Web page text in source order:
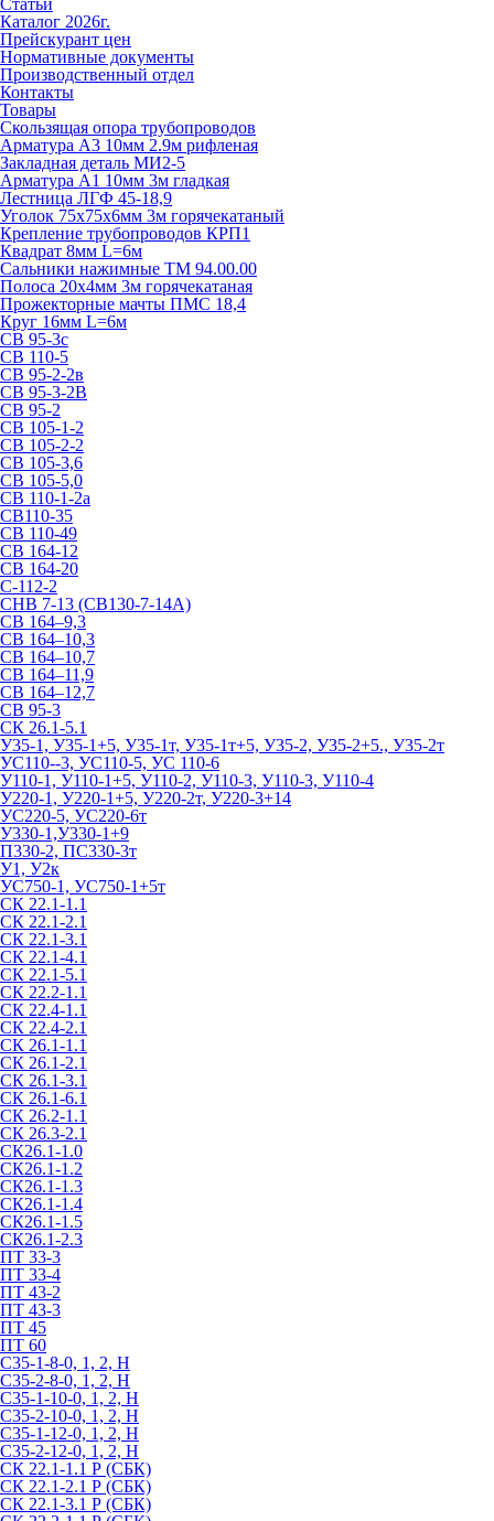
Статьи
Каталог 2026г.
Прейскурант цен
Нормативные документы
Производственный отдел
Контакты
Товары
Скользящая опора трубопроводов
Арматура А3 10мм 2.9м рифленая
Закладная деталь МИ2-5
Арматура А1 10мм 3м гладкая
Лестница ЛГФ 45-18,9
Уголок 75х75х6мм 3м горячекатаный
Крепление трубопроводов КРП1
Квадрат 8мм L=6м
Сальники нажимные ТМ 94.00.00
Полоса 20х4мм 3м горячекатаная
Прожекторные мачты ПМС 18,4
Круг 16мм L=6м
СВ 95-3с
СВ 110-5
СВ 95-2-2в
СВ 95-3-2В
СВ 95-2
СВ 105-1-2
СВ 105-2-2
СВ 105-3,6
СВ 105-5,0
СВ 110-1-2а
СВ110-35
СВ 110-49
СВ 164-12
СВ 164-20
С-112-2
СНВ 7-13 (СВ130-7-14А)
СВ 164–9,3
СВ 164–10,3
СВ 164–10,7
СВ 164–11,9
СВ 164–12,7
СВ 95-3
СК 26.1-5.1
У35-1, У35-1+5, У35-1т, У35-1т+5, У35-2, У35-2+5., У35-2т
УС110--3, УС110-5, УС 110-6
У110-1, У110-1+5, У110-2, У110-3, У110-3, У110-4
У220-1, У220-1+5, У220-2т, У220-3+14
УС220-5, УС220-6т
У330-1,У330-1+9
П330-2, ПС330-3т
У1, У2к
УС750-1, УС750-1+5т
СК 22.1-1.1
СК 22.1-2.1
СК 22.1-3.1
СК 22.1-4.1
СК 22.1-5.1
СК 22.2-1.1
СК 22.4-1.1
СК 22.4-2.1
СК 26.1-1.1
СК 26.1-2.1
СК 26.1-3.1
СК 26.1-6.1
СК 26.2-1.1
СК 26.3-2.1
СК26.1-1.0
СК26.1-1.2
СК26.1-1.3
СК26.1-1.4
СК26.1-1.5
СК26.1-2.3
ПТ 33-3
ПТ 33-4
ПТ 43-2
ПТ 43-3
ПТ 45
ПТ 60
С35-1-8-0, 1, 2, Н
С35-2-8-0, 1, 2, Н
С35-1-10-0, 1, 2, Н
С35-2-10-0, 1, 2, Н
С35-1-12-0, 1, 2, Н
С35-2-12-0, 1, 2, Н
СК 22.1-1.1 Р (СБК)
СК 22.1-2.1 Р (СБК)
СК 22.1-3.1 Р (СБК)